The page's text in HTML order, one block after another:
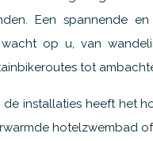
Een spannende
op u, van
tot
de installaties heeft het
hotelzwembad